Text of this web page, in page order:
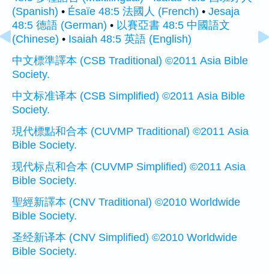
(Spanish) • Ésaïe 48:5 法國人 (French) • Jesaja
48:5 德語 (German) • 以賽亞書 48:5 中國語文
(Chinese) • Isaiah 48:5 英語 (English)
中文標準譯本 (CSB Traditional) ©2011 Asia Bible
Society.
中文标准译本 (CSB Simplified) ©2011 Asia Bible
Society.
現代標點和合本 (CUVMP Traditional) ©2011 Asia
Bible Society.
现代标点和合本 (CUVMP Simplified) ©2011 Asia
Bible Society.
聖經新譯本 (CNV Traditional) ©2010 Worldwide
Bible Society.
圣经新译本 (CNV Simplified) ©2010 Worldwide
Bible Society.